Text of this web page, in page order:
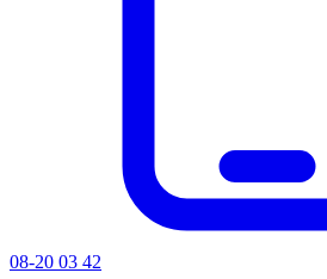
08-20 03 42